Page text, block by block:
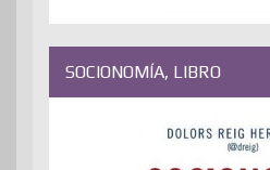
SOCIONOMÍA, LIBRO